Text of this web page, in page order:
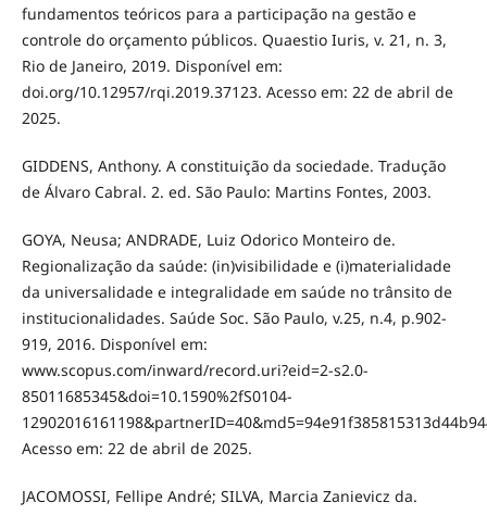
fundamentos teóricos para a participação na gestão e
controle do orçamento públicos. Quaestio Iuris, v. 21, n. 3,
Rio de Janeiro, 2019. Disponível em:
doi.org/10.12957/rqi.2019.37123. Acesso em: 22 de abril de
2025.
GIDDENS, Anthony. A constituição da sociedade. Tradução
de Álvaro Cabral. 2. ed. São Paulo: Martins Fontes, 2003.
GOYA, Neusa; ANDRADE, Luiz Odorico Monteiro de.
Regionalização da saúde: (in)visibilidade e (i)materialidade
da universalidade e integralidade em saúde no trânsito de
institucionalidades. Saúde Soc. São Paulo, v.25, n.4, p.902-
919, 2016. Disponível em:
www.scopus.com/inward/record.uri?eid=2-s2.0-
85011685345&doi=10.1590%2fS0104-
Acesso em: 22 de abril de 2025.
JACOMOSSI, Fellipe André; SILVA, Marcia Zanievicz da.